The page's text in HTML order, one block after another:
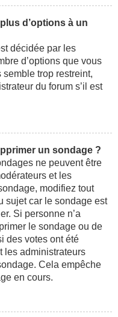
d’options à un
décidée par les
d’options que vous
trop restreint,
du forum s’il est
un sondage ?
ne peuvent être
et les
modifiez tout
sujet car le sondage est
Si personne n’a
le sondage ou de
des votes ont été
les administrateurs
Cela empêche
en cours.